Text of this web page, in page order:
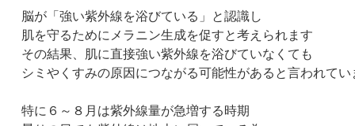
脳が「強い紫外線を浴びている」と認識し
肌を守るためにメラニン生成を促すと考えられます
その結果、肌に直接強い紫外線を浴びていなくても
シミやくすみの原因につながる可能性があると言われてい
特に６～８月は紫外線量が急増する時期